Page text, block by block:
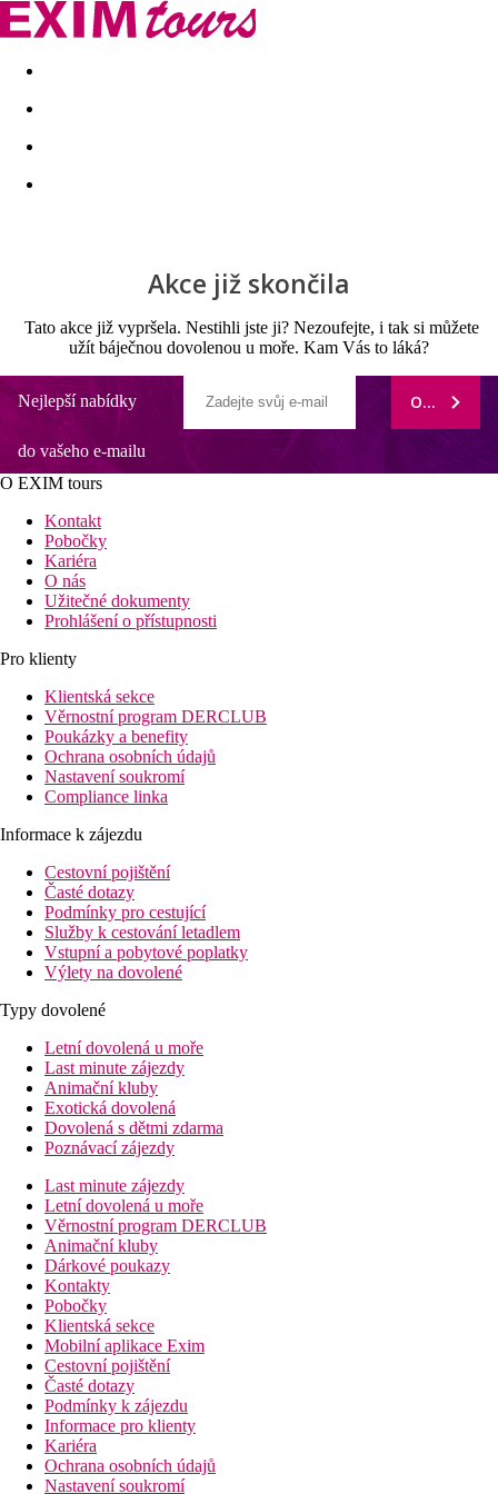
Akční nabídky Last minute
Akce již skončila
Tato akce již vypršela. Nestihli jste ji? Nezoufejte, i tak si můžete
užít báječnou dovolenou u moře. Kam Vás to láká?
Nejlepší nabídky
do vašeho e-mailu
ODEBÍRAT
O EXIM tours
Kontakt
Pobočky
Kariéra
O nás
Užitečné dokumenty
Prohlášení o přístupnosti
Pro klienty
Klientská sekce
Věrnostní program DERCLUB
Poukázky a benefity
Ochrana osobních údajů
Nastavení soukromí
Compliance linka
Informace k zájezdu
Cestovní pojištění
Časté dotazy
Podmínky pro cestující
Služby k cestování letadlem
Vstupní a pobytové poplatky
Výlety na dovolené
Typy dovolené
Letní dovolená u moře
Last minute zájezdy
Animační kluby
Exotická dovolená
Dovolená s dětmi zdarma
Poznávací zájezdy
Last minute zájezdy
Letní dovolená u moře
Věrnostní program DERCLUB
Animační kluby
Dárkové poukazy
Kontakty
Pobočky
Klientská sekce
Mobilní aplikace Exim
Cestovní pojištění
Časté dotazy
Podmínky k zájezdu
Informace pro klienty
Kariéra
Ochrana osobních údajů
Nastavení soukromí